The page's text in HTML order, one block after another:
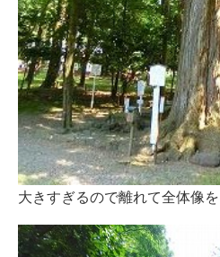
大きすぎるので離れて全体像を